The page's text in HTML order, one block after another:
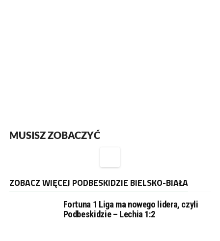
MUSISZ ZOBACZYĆ
ZOBACZ WIĘCEJ PODBESKIDZIE BIELSKO-BIAŁA
Fortuna 1 Liga ma nowego lidera, czyli
Podbeskidzie – Lechia 1:2